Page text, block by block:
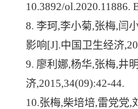
10.3892/ol.2020.11886.
8. 李珂,李小菊,张梅,闫
影响[J].中国卫生经济
9. 廖利娜,杨华,张梅,井
济,2015,34(09):42-44.
10.张梅,柴培培,雷党党,